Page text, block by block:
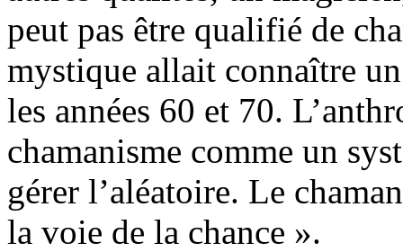
peut pas être qualifié de
mystique allait connaître
les années 60 et 70.
chamanisme comme un
gérer l’aléatoire. Le
la voie de la chance ».